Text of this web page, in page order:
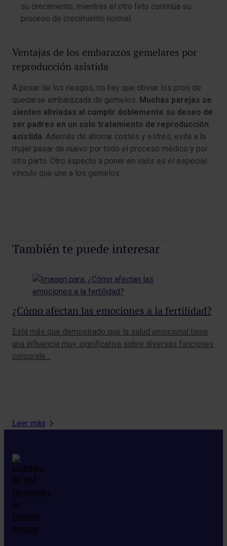
su crecimiento, mientras el otro feto continúa su
proceso de crecimiento normal.
Ventajas de los embarazos gemelares por
reproducción asistida
A pesar de los riesgos, no hay que obviar los pros de
quedarse embarazada de gemelos. Muchas parejas se
sienten aliviadas al cumplir doblemente su deseo de
ser padres en un solo tratamiento de reproducción
asistida. Además de ahorrar costes y estrés, evita a la
mujer pasar de nuevo por todo el proceso médico y por
otro parto. Otro aspecto a poner en valor es el especial
vínculo que une a los gemelos.
También te puede interesar
¿Cómo afectan las emociones a la fertilidad?
Está más que demostrado que la salud emocional tiene
una influencia muy significativa sobre diversas funciones
corporale…
Leer más